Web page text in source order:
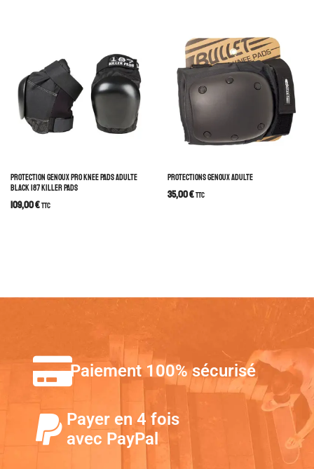
PROTECTION GENOUX PRO KNEE PADS ADULTE
BLACK 187 KILLER PADS
109,00€TTC
PROTECTIONS GENOUX ADULTE
35,00€TTC
Paiement 100% sécurisé
Payer en 4 fois
avec PayPal